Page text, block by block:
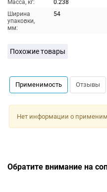
Масса, кг:
0.238
Ширина
упаковки,
мм:
54
Похожие товары
Применимость Отзывы
Нет информации о
Обратите внимание на